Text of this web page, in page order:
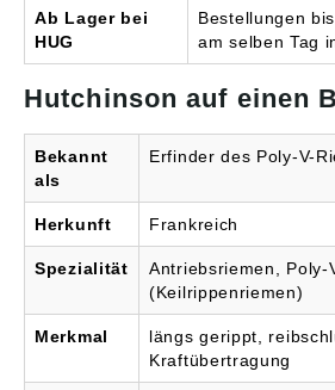
Zugsträngen.
Profilkurzzeichen: PM
Rippenanzahl: 14
mm Höhe: 13.0 mm
Material Riemen:
Neoprene Material
Zugstrang: Polyester
Unser Online-Angebot
stellt nur eine Auswahl
unseres Sortiments und
der vielfältigen
Möglichkeiten dar. Sie
brauchen eine andere
Ausführung oder haben
Ab Lager bei
HUG
Bestellungen
am selben Tag
Hutchinson auf einen
Bekannt
als
Erfinder des Poly-V-
Herkunft Frankreich
Spezialität
Antriebsriemen, Poly-
(Keilrippenriemen)
Merkmal
längs gerippt,
Kraftübertragung